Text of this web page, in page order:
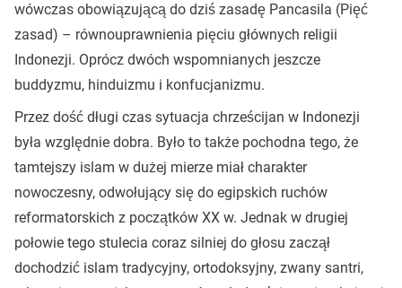
wówczas obowiązującą do dziś zasadę Pancasila (Pięć
zasad) – równouprawnienia pięciu głównych religii
Indonezji. Oprócz dwóch wspomnianych jeszcze
buddyzmu, hinduizmu i konfucjanizmu.
Przez dość długi czas sytuacja chrześcijan w Indonezji
była względnie dobra. Było to także pochodna tego, że
tamtejszy islam w dużej mierze miał charakter
nowoczesny, odwołujący się do egipskich ruchów
reformatorskich z początków XX w. Jednak w drugiej
połowie tego stulecia coraz silniej do głosu zaczął
dochodzić islam tradycyjny, ortodoksyjny, zwany santri,